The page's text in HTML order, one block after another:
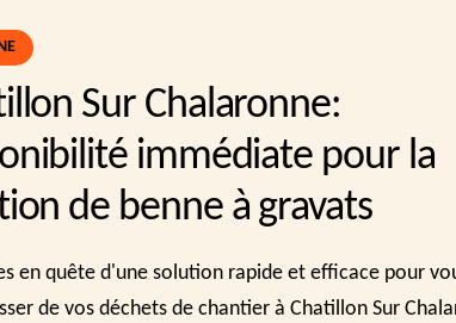
Sur Chalaronne:
immédiate pour la
de benne à gravats
en quête d'une solution rapide et efficace pour
de vos déchets de chantier à Chatillon Sur